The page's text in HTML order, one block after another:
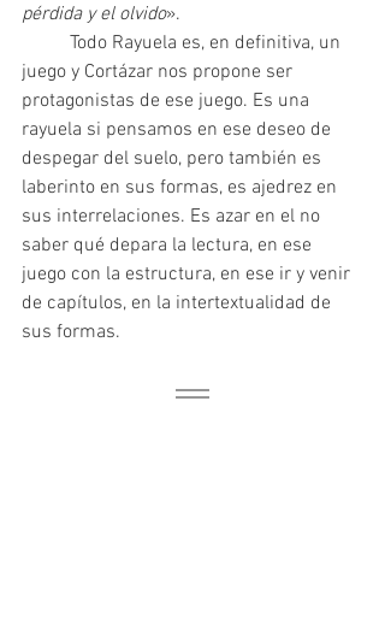
pérdida y el olvido».
juego y Cortázar nos propone ser
protagonistas de ese juego. Es una
rayuela si pensamos en ese deseo de
despegar del suelo, pero también es
laberinto en sus formas, es ajedrez en
sus interrelaciones. Es azar en el no
saber qué depara la lectura, en ese
juego con la estructura, en ese ir y venir
de capítulos, en la intertextualidad de
sus formas.